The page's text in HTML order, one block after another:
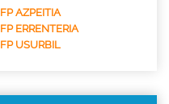
FP AZPEITIA
FP ERRENTERIA
FP USURBIL